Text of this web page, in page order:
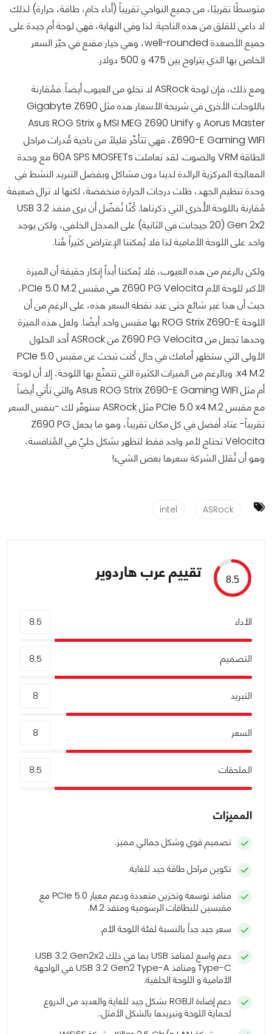
متوسطًا تقريبًا، من جميع النواحي تقريباً (أداء خام، طاقة، حرارة) لذلك
لا داعي للقلق من هذه الناحية. لذا وفي النهاية، فهي لوحة أم جيدة على
جميع الأصعدة well-rounded، وهي خيار مقنع في حيّز السعر
الخاص بها الذي يتراوح بين 475 و 500 دولار.
ومع ذلك، فإن لوحة ASRock لا تخلو من العيوب أيضاً. فمُقارنة
باللوحات الأخرى في شريحة الأسعار هذه مثل Gigabyte Z690
Aorus Master و MSI MEG Z690 Unify و Asus ROG Strix
Z690-E Gaming WIFI، فهي تتأخّر قليلاً من ناحية قُدرات مراحل
الطاقة VRM والصوت. لقد تعاملت 60A SPS MOSFETs مع وحدة
المعالجة المركزية الرائدة لدينا دون مشاكل وبفضل التبريد النشط في
وحدة تنظيم الجهد، ظلت درجات الحرارة منخفضة، لكنها لا تزال ضعيفة
مُقارنة باللوحة الأُخرى التي ذكرناها. كُنّا نُفضّل أن نرى منفذ USB 3.2
Gen 2x2 (20 جيجابت في الثانية) على المدخل الخلفي، ولكن يوجد
واحد على اللوحة الأمامية لذا فلا يُمكننا الإعتراض كثيراً هُنا.
ولكن بالرغم من هذه العيوب، فلا يُمكننا أبداً إنكار حقيقة أن الميزة
الأكبر للوحة الأم Z690 PG Velocita هي مقبس PCIe 5.0 M.2،
حيث أن هذا غير شائع حتى عند نقطة السعر هذه، على الرغم من أن
اللوحة ROG Strix Z690-E بها مقبس واحد أيضًا. ولعل هذه الميزة
وحدها تجعل من Z690 PG Velocita من ASRock أحد الحلول
الأولى التي ستظهر أمامك في حال كُنت تبحث عن مقبس PCIe 5.0
x4 M.2. وبالرغم من الميزات الكثيرة التي تتمتّع بها اللوحة، إلا أن لوحة
أم مثل Asus ROG Strix Z690-E Gaming WIFI والتي تأتي أيضاً
مع مقبس PCIe 5.0 x4 M.2 مثل ASRock ستوفّر لك -بنفس السعر
تقريباً- عتاد أفضل في كل مكان تقريباً، وهو ما يجعل Z690 PG
Velocita تحتاج لأمر واحد فقط لتظهر بشكل جليّ في المُنافسة،
وهو أن تُقلل الشركة سعرها بعض الشيء!
ASRock
intel
8.5 تقييم عرب هاردوير
الأداء 8.5
التصميم 8.5
التبريد 8
السعر 8
الملحقات 8.5
المميزات
تصميم قوي وشكل جمالي مميز.
تكوين مراحل طاقة جيد للغاية.
منافذ توسعة وتخزين متعددة ودعم معيار PCIe 5.0 مع
مقبسين للبطاقات الرسومية ومنفذ M.2.
سعر جيد جداً بالنسبة لفئة اللوحة الأم.
دعم واسع لمنافذ USB بما في ذلك USB 3.2 Gen2x2
Type-C ومنافذ USB 3.2 Gen2 Type-A في الواجهة
الأمامية و اللوحة الخلفية.
دعم إضاءة الـRGB بشكل جيد للغاية والعديد من الدروع
لحماية اللوحة وتبريدها بالشكل الأمثل..